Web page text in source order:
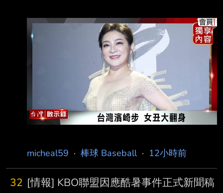
們來對「井端日本」進行總檢討。 關於前總教練
井端
助陣 ! #中華職棒 #統一獅 #味全龍 --
micheal59 · 棒球 Baseball· 12小時前
32 [情報] KBO聯盟因應酷暑事件正式新聞稿